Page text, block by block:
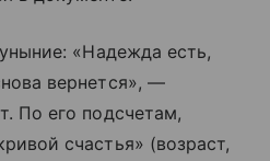
«Надежда есть,
вернется», —
По его подсчетам,
счастья» (возраст,